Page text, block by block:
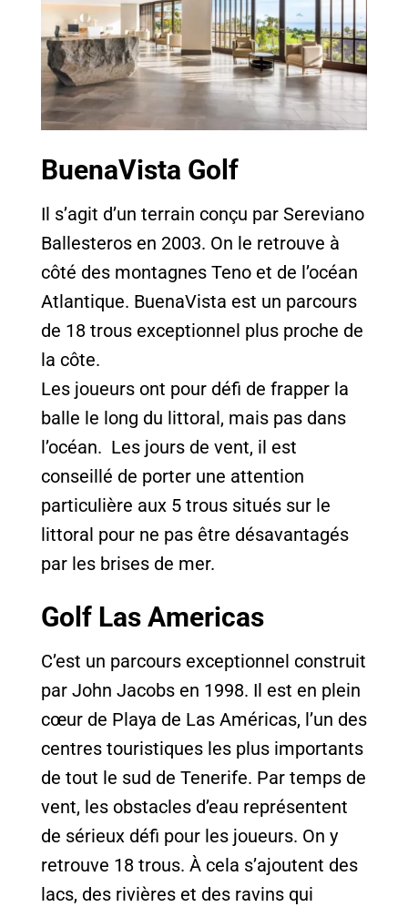
BuenaVista Golf
Il s’agit d’un terrain conçu par Sereviano
Ballesteros en 2003. On le retrouve à
côté des montagnes Teno et de l’océan
Atlantique. BuenaVista est un parcours
de 18 trous exceptionnel plus proche de
la côte.
Les joueurs ont pour défi de frapper la
balle le long du littoral, mais pas dans
l’océan. Les jours de vent, il est
conseillé de porter une attention
particulière aux 5 trous situés sur le
littoral pour ne pas être désavantagés
par les brises de mer.
Golf Las Americas
C’est un parcours exceptionnel construit
par John Jacobs en 1998. Il est en plein
cœur de Playa de Las Américas, l’un des
centres touristiques les plus importants
de tout le sud de Tenerife. Par temps de
vent, les obstacles d’eau représentent
de sérieux défi pour les joueurs. On y
retrouve 18 trous. À cela s’ajoutent des
lacs, des rivières et des ravins qui